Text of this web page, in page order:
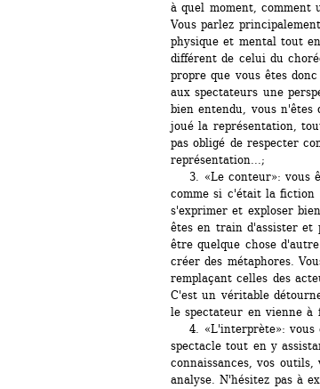
à quel moment,
Vous parlez
physique et mental tout
différent de celui du
propre que vous êtes
aux spectateurs une
bien entendu, vous n'êtes
joué la représentation,
pas obligé de respecter
représentation...;
3. «Le conteur»: vous
comme si c'était la fiction
s'exprimer et exploser
êtes en train d'assister et
être quelque chose
créer des métaphores.
remplaçant celles des
C'est un véritable
le spectateur en vienne à
4. «L'interprète»: vous
spectacle tout en y
connaissances, vos
analyse. N'hésitez pas à